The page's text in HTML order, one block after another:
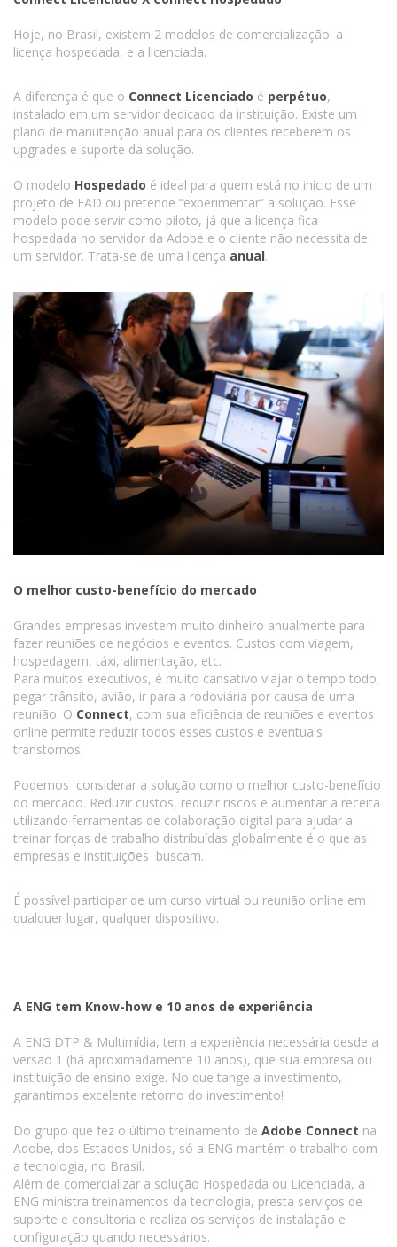
Hoje, no Brasil, existem 2 modelos de comercialização: a
licença hospedada, e a licenciada.
A diferença é que o Connect Licenciado é perpétuo,
instalado em um servidor dedicado da instituição. Existe um
plano de manutenção anual para os clientes receberem os
upgrades e suporte da solução.
O modelo Hospedado é ideal para quem está no início de um
projeto de EAD ou pretende “experimentar” a solução. Esse
modelo pode servir como piloto, já que a licença fica
hospedada no servidor da Adobe e o cliente não necessita de
um servidor. Trata-se de uma licença anual.
O melhor custo-benefício do mercado
Grandes empresas investem muito dinheiro anualmente para
fazer reuniões de negócios e eventos. Custos com viagem,
hospedagem, táxi, alimentação, etc.
Para muitos executivos, é muito cansativo viajar o tempo todo,
pegar trânsito, avião, ir para a rodoviária por causa de uma
reunião. O Connect, com sua eficiência de reuniões e eventos
online permite reduzir todos esses custos e eventuais
transtornos.
Podemos considerar a solução como o melhor custo-benefício
do mercado. Reduzir custos, reduzir riscos e aumentar a receita
utilizando ferramentas de colaboração digital para ajudar a
treinar forças de trabalho distribuídas globalmente é o que as
empresas e instituições buscam.
É possível participar de um curso virtual ou reunião online em
qualquer lugar, qualquer dispositivo.
A ENG tem Know-how e 10 anos de experiência
A ENG DTP & Multimídia, tem a experiência necessária desde a
versão 1 (há aproximadamente 10 anos), que sua empresa ou
instituição de ensino exige. No que tange a investimento,
garantimos excelente retorno do investimento!
Do grupo que fez o último treinamento de Adobe Connect na
Adobe, dos Estados Unidos, só a ENG mantém o trabalho com
a tecnologia, no Brasil.
Além de comercializar a solução Hospedada ou Licenciada, a
ENG ministra treinamentos da tecnologia, presta serviços de
suporte e consultoria e realiza os serviços de instalação e
configuração quando necessários.